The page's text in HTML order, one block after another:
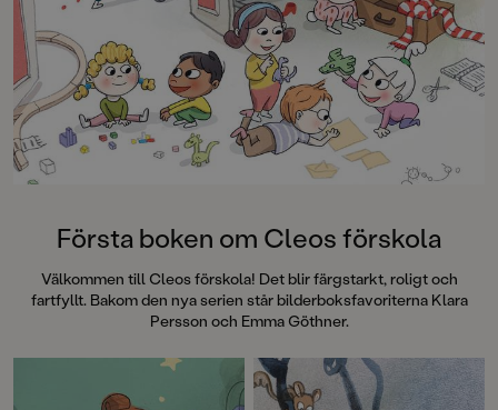
Första boken om Cleos förskola
Välkommen till Cleos förskola! Det blir färgstarkt, roligt och
fartfyllt. Bakom den nya serien står bilderboksfavoriterna Klara
Persson och Emma Göthner.